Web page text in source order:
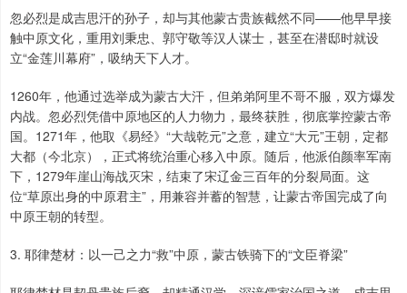
忽必烈是成吉思汗的孙子，却与其他蒙古贵族截然不同——他早早接
触中原文化，重用刘秉忠、郭守敬等汉人谋士，甚至在潜邸时就设
立“金莲川幕府”，吸纳天下人才。
1260年，他通过选举成为蒙古大汗，但弟弟阿里不哥不服，双方爆发
内战。忽必烈凭借中原地区的人力物力，最终获胜，彻底掌控蒙古帝
国。1271年，他取《易经》“大哉乾元”之意，建立“大元”王朝，定都
大都（今北京），正式将统治重心移入中原。随后，他派伯颜率军南
下，1279年崖山海战灭宋，结束了宋辽金三百年的分裂局面。这
位“草原出身的中原君主”，用兼容并蓄的智慧，让蒙古帝国完成了向
中原王朝的转型。
3. 耶律楚材：以一己之力“救”中原，蒙古铁骑下的“文臣脊梁”